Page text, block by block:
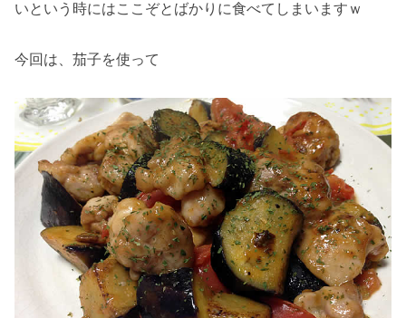
いという時にはここぞとばかりに食べてしまいますｗ
今回は、茄子を使って